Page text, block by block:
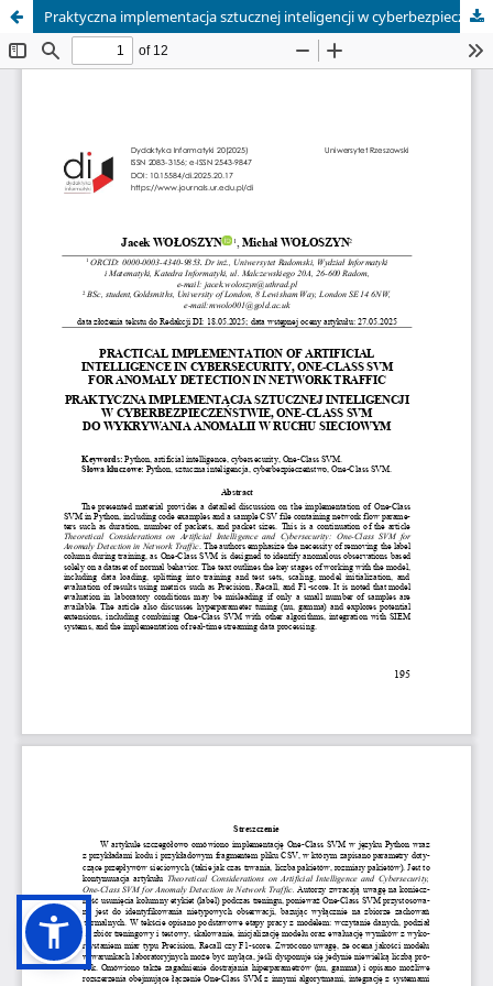
Praktyczna implementacja sztucznej inteligencji w cyberbezpieczeństwie, One-Class SVM do wykrywania anomalii w ruchu sieciowym